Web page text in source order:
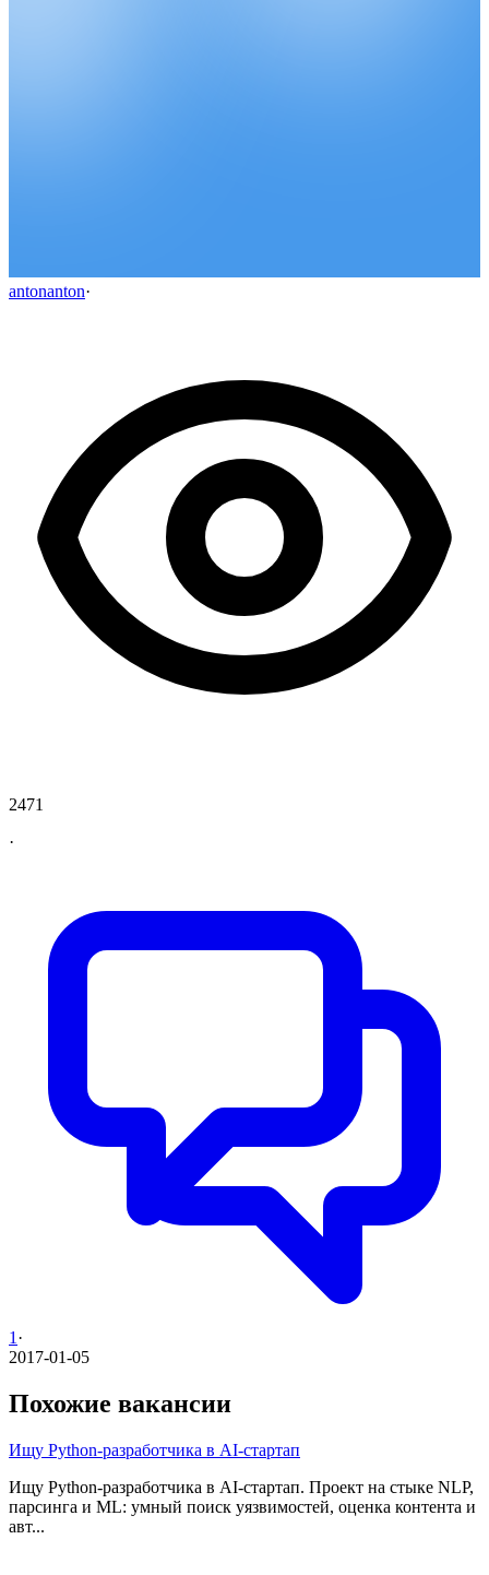
antonanton·
2471
·
1 ·
2017-01-05
Похожие вакансии
Ищу Python-разработчика в AI-стартап
Ищу Python-разработчика в AI-стартап. Проект на стыке NLP,
парсинга и ML: умный поиск уязвимостей, оценка контента и
авт...